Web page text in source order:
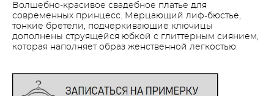
Волшебно-красивое свадебное платье для
современных принцесс. Мерцающий лиф-бюстье,
тонкие бретели, подчеркивающие ключицы
дополнены струящейся юбкой с глиттерным сиянием,
которая наполняет образ женственной легкостью.